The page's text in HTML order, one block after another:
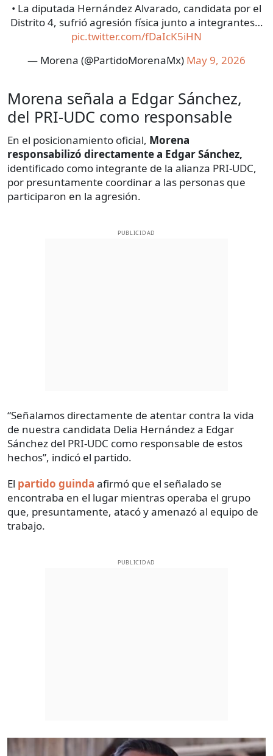
•⁠ ⁠La diputada Hernández Alvarado, candidata por el
Distrito 4, sufrió agresión física junto a integrantes…
pic.twitter.com/fDaIcK5iHN
— Morena (@PartidoMorenaMx) May 9, 2026
Morena señala a Edgar Sánchez,
del PRI-UDC como responsable
En el posicionamiento oficial, Morena
responsabilizó directamente a Edgar Sánchez,
identificado como integrante de la alianza PRI-UDC,
por presuntamente coordinar a las personas que
participaron en la agresión.
PUBLICIDAD
“Señalamos directamente de atentar contra la vida
de nuestra candidata Delia Hernández a Edgar
Sánchez del PRI-UDC como responsable de estos
hechos”, indicó el partido.
El partido guinda afirmó que el señalado se
encontraba en el lugar mientras operaba el grupo
que, presuntamente, atacó y amenazó al equipo de
trabajo.
PUBLICIDAD